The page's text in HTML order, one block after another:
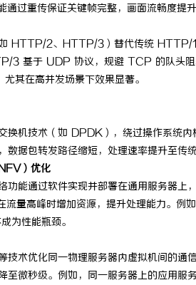
通过重传保证关键帧完整，画面流畅度提
HTTP/2、HTTP/3）替代传统 HTTP/
3 基于 UDP 协议，规避 TCP 的队头
其在高并发场景下效果显著。
换机技术（如 DPDK），绕过操作系统
数据包转发路径缩短，处理速率提升至
）优化
功能通过软件实现并部署在通用服务器
量高峰时增加资源，提升处理能力。
为性能瓶颈。
技术优化同一物理服务器内虚拟机间的
至微秒级。例如，同一服务器上的应用